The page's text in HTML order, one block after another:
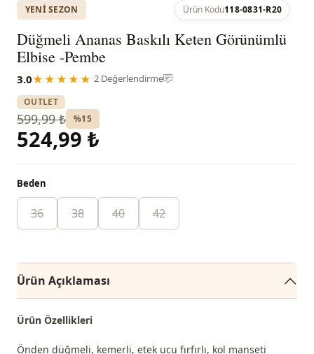
YENI SEZON Ürün Kodu118-0831-R20
Düğmeli Ananas Baskılı Keten Görünümlü
Elbise -Pembe
3.0★★★★★ ·2 Değerlendirme
OUTLET
599,99 ₺ %15
524,99 ₺
Beden
36 38 40 42
Ürün Açıklaması
Ürün Özellikleri
Önden düğmeli, kemerli, etek ucu fırfırlı, kol manşeti